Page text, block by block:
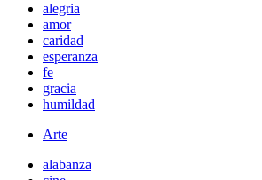
alegria
amor
caridad
esperanza
fe
gracia
humildad
Arte
alabanza